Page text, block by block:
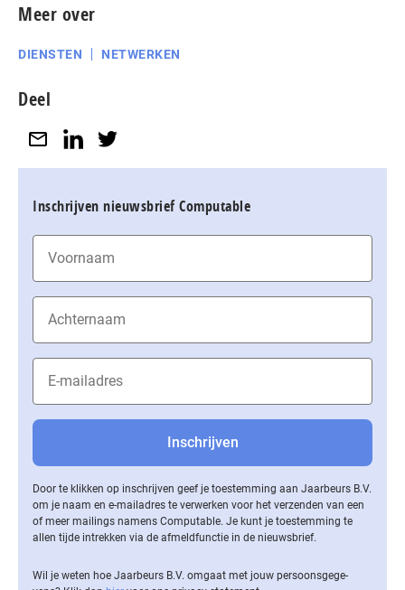
Meer over
DIENSTEN NETWERKEN
Deel
Inschrijven nieuwsbrief Computable
Door te klikken op inschrijven geef je toestemming aan Jaarbeurs B.V.
om je naam en e-mailadres te verwerken voor het verzenden van een
of meer mailings namens Computable. Je kunt je toestemming te
allen tijde intrekken via de af­meld­func­tie in de nieuwsbrief.
Wil je weten hoe Jaarbeurs B.V. omgaat met jouw per­soons­ge­ge­